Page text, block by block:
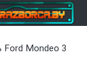
Mondeo 3